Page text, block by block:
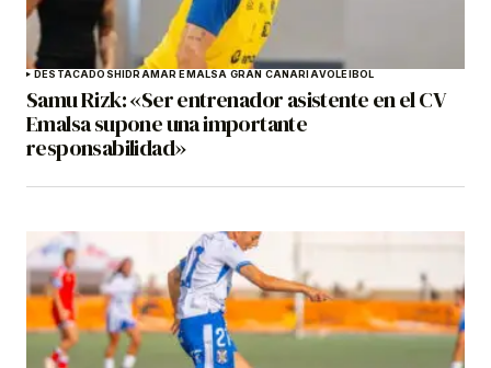
DESTACADOSHIDRAMAR EMALSA GRAN CANARIAVOLEIBOL
Samu Rizk: «Ser entrenador asistente en el CV
Emalsa supone una importante
responsabilidad»